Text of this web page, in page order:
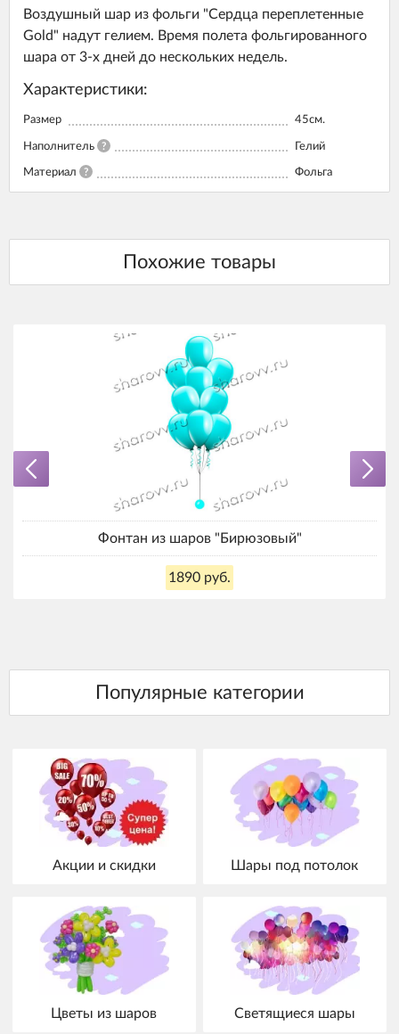
Воздушный шар из фольги "Сердца переплетенные
Gold" надут гелием. Время полета фольгированного
шара от 3-х дней до нескольких недель.
Характеристики:
Размер 45см.
Наполнитель ? Гелий
Материал ? Фольга
Фонтан из шаров "Бирюзовый"
1890 руб.
Акции и скидки Шары под потолок
Цветы из шаров Светящиеся шары